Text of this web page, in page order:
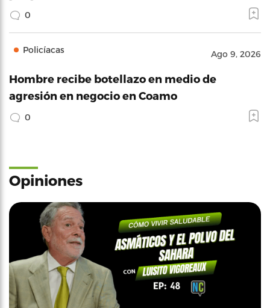
0
Policíacas Ago 9, 2026
Hombre recibe botellazo en medio de
agresión en negocio en Coamo
0
Opiniones